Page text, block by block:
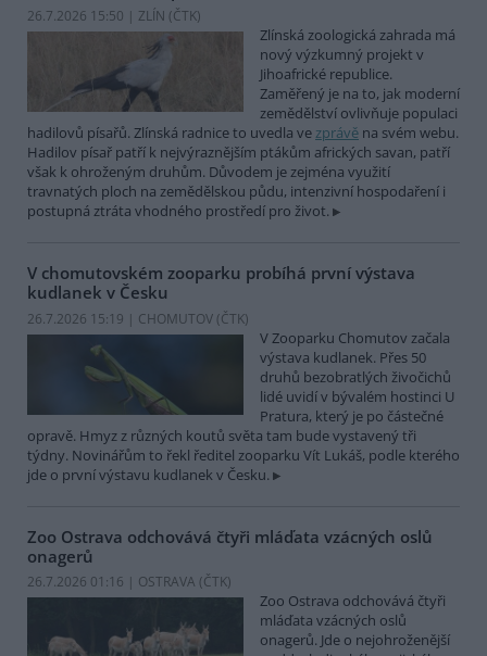
26.7.2026 15:50 | ZLÍN (ČTK)
Zlínská zoologická zahrada má
nový výzkumný projekt v
Jihoafrické republice.
Zaměřený je na to, jak moderní
zemědělství ovlivňuje populaci
hadilovů písařů. Zlínská radnice to uvedla vezprávě na svém webu.
Hadilov písař patří k nejvýraznějším ptákům afrických savan, patří
však k ohroženým druhům. Důvodem je zejména využití
travnatých ploch na zemědělskou půdu, intenzivní hospodaření i
postupná ztráta vhodného prostředí pro život.
V chomutovském zooparku probíhá první výstava
kudlanek v Česku
26.7.2026 15:19 | CHOMUTOV (ČTK)
V Zooparku Chomutov začala
výstava kudlanek. Přes 50
druhů bezobratlých živočichů
lidé uvidí v bývalém hostinci U
Pratura, který je po částečné
opravě. Hmyz z různých koutů světa tam bude vystavený tři
týdny. Novinářům to řekl ředitel zooparku Vít Lukáš, podle kterého
jde o první výstavu kudlanek v Česku.
Zoo Ostrava odchovává čtyři mláďata vzácných oslů
onagerů
26.7.2026 01:16 | OSTRAVA (ČTK)
Zoo Ostrava odchovává čtyři
mláďata vzácných oslů
onagerů. Jde o nejohroženější